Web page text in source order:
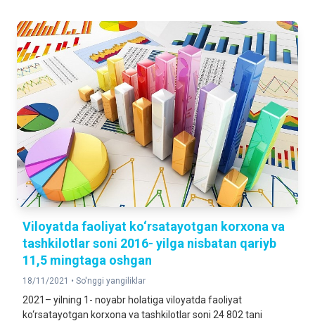
Viloyatda faoliyat ko‘rsatayotgan korxona va
tashkilotlar soni 2016- yilga nisbatan qariyb
11,5 mingtaga oshgan
18/11/2021 • So'nggi yangiliklar
2021– yilning 1- noyabr holatiga viloyatda faoliyat
ko‘rsatayotgan korxona va tashkilotlar soni 24 802 tani